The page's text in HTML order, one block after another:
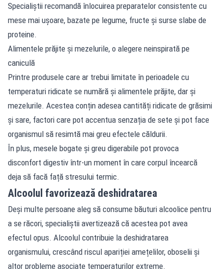
Specialiștii recomandă înlocuirea preparatelor consistente cu
mese mai ușoare, bazate pe legume, fructe și surse slabe de
proteine.
Alimentele prăjite și mezelurile, o alegere neinspirată pe
caniculă
Printre produsele care ar trebui limitate în perioadele cu
temperaturi ridicate se numără și alimentele prăjite, dar și
mezelurile. Acestea conțin adesea cantități ridicate de grăsimi
și sare, factori care pot accentua senzația de sete și pot face
organismul să resimtă mai greu efectele căldurii.
În plus, mesele bogate și greu digerabile pot provoca
disconfort digestiv într-un moment în care corpul încearcă
deja să facă față stresului termic.
Alcoolul favorizează deshidratarea
Deși multe persoane aleg să consume băuturi alcoolice pentru
a se răcori, specialiștii avertizează că acestea pot avea
efectul opus. Alcoolul contribuie la deshidratarea
organismului, crescând riscul apariției amețelilor, oboselii și
altor probleme asociate temperaturilor extreme.